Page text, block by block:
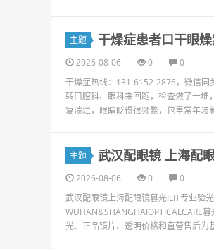
主题 干燥症患者口干眼
2026-08-06 0
0
干燥症热线：131-6152-2876，微信同
转口腔科、眼科来回跑，检查做了一
复溃烂，眼睛眨得很频繁，包里常年
主题 武汉配眼镜 上海配
2026-08-06 0
0
武汉配眼镜上海配眼镜暮光ILIT专业验
WUHAN&SHANGHAIOPTICALCARE
光、正品镜片、透明价格和直营售后为